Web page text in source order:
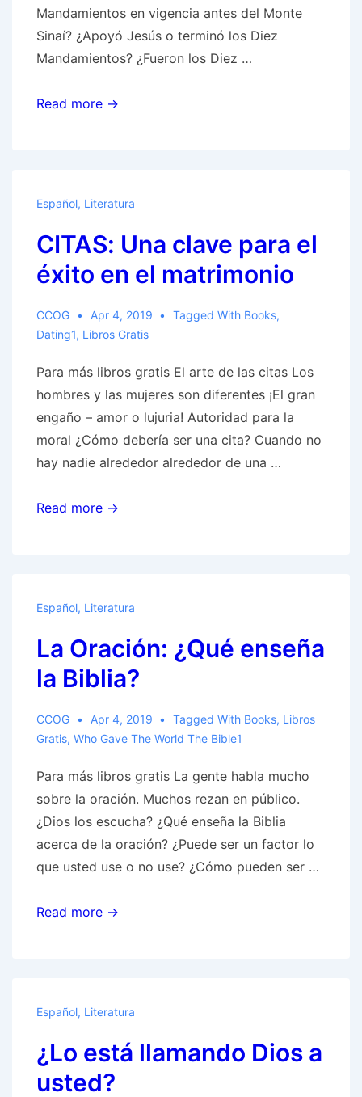
Mandamientos en vigencia antes del Monte
Sinaí? ¿Apoyó Jesús o terminó los Diez
Mandamientos? ¿Fueron los Diez …
Los
Read more →
Español, Literatura
CITAS: Una clave para el
éxito en el matrimonio
CCOG Apr 4, 2019 Tagged With Books,
Dating1, Libros Gratis
Para más libros gratis El arte de las citas Los
hombres y las mujeres son diferentes ¡El gran
engaño – amor o lujuria! Autoridad para la
moral ¿Cómo debería ser una cita? Cuando no
hay nadie alrededor alrededor de una …
CITAS:
en
el
matrimonio
Read more →
Español, Literatura
La Oración: ¿Qué enseña
la Biblia?
CCOG Apr 4, 2019 Tagged With Books, Libros
Gratis, Who Gave The World The Bible1
Para más libros gratis La gente habla mucho
sobre la oración. Muchos rezan en público.
¿Dios los escucha? ¿Qué enseña la Biblia
acerca de la oración? ¿Puede ser un factor lo
que usted use o no use? ¿Cómo pueden ser …
La
Read more →
Español, Literatura
¿Lo está llamando Dios a
usted?